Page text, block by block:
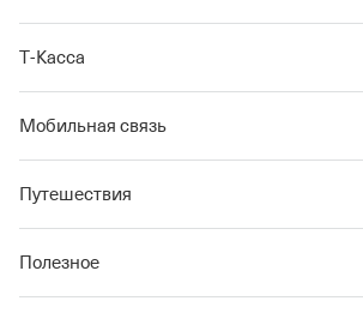
Т‑Касса
Мобильная связь
Путешествия
Полезное